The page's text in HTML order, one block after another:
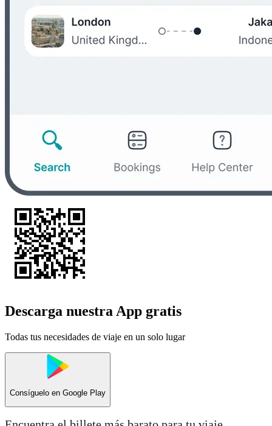
Descarga nuestra App gratis
Todas tus necesidades de viaje en un solo lugar
Consíguelo en Google Play